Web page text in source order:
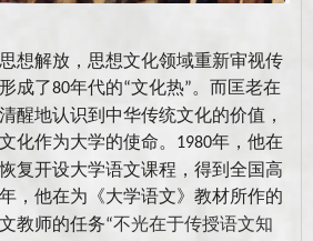
想解放，思想文化领域重新审视传
成了80年代的“文化热”。而匡老在
醒地认识到中华传统文化的价值，
化作为大学的使命。 1980年，他在
复开设大学语文课程，得到全国高
年，他在为《大学语文》教材所作的
教师的任务“不光在于传授语文知